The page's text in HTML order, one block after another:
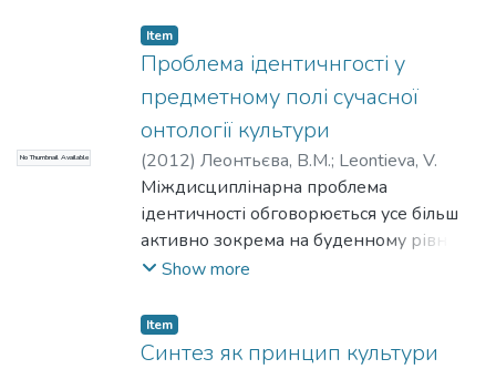
чоловіче зрівнюються, зберігаючи
водночас свою специфіку.
No Thumbnail Available
Item
Проблема ідентичнгості у
предметному полі сучасної
онтології культури
(2012) Леонтьєва, В.М.; Leontieva, V.
Міждисциплінарна проблема
ідентичності обговорюється усе більш
активно зокрема на буденному рівні.
Визріла необхідність концептуального
множиною різних ідентичностей, що
вони з’єднуються в одній особистісній
Show more
Item
Синтез як принцип культури